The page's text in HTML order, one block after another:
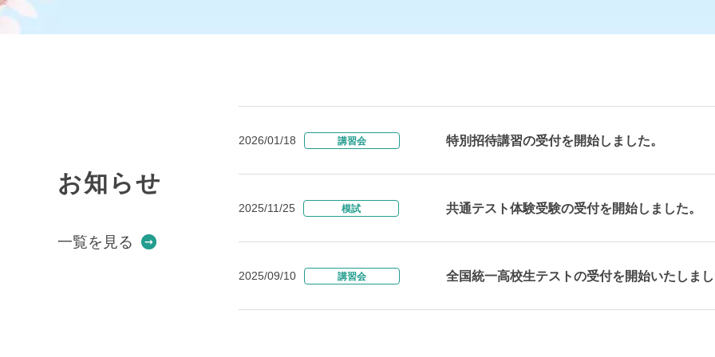
お知らせ
一覧を見る
2026/01/18 講習会 特別招待講習の受付を開始しました。
2025/11/25 模試 共通テスト体験受験の受付を開始しました。
2025/09/10 講習会 全国統一高校生テストの受付を開始いたしま